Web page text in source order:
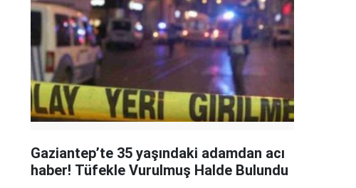
Gaziantep’te 35 yaşındaki adamdan acı
haber! Tüfekle Vurulmuş Halde Bulundu